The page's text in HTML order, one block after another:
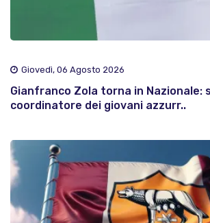
Giovedì, 06 Agosto 2026
Gianfranco Zola torna in Nazionale:
coordinatore dei giovani azzurr..